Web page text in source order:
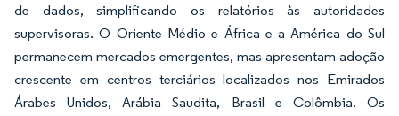
de dados, simplificando os relatórios às autoridades
supervisoras. O Oriente Médio e África e a América do Sul
permanecem mercados emergentes, mas apresentam adoção
crescente em centros terciários localizados nos Emirados
Árabes Unidos, Arábia Saudita, Brasil e Colômbia. Os